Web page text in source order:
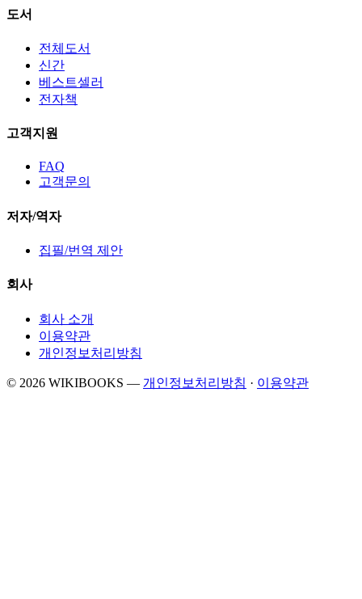
도서
전체도서
신간
베스트셀러
전자책
고객지원
FAQ
고객문의
저자/역자
집필/번역 제안
회사
회사 소개
이용약관
개인정보처리방침
© 2026 WIKIBOOKS — 개인정보처리방침 · 이용약관